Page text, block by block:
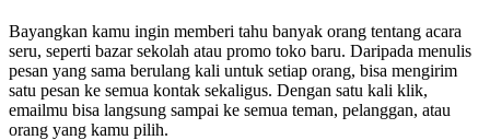
Bayangkan kamu ingin memberi tahu banyak orang tentang acara
seru, seperti bazar sekolah atau promo toko baru. Daripada menulis
pesan yang sama berulang kali untuk setiap orang, bisa mengirim
satu pesan ke semua kontak sekaligus. Dengan satu kali klik,
emailmu bisa langsung sampai ke semua teman, pelanggan, atau
orang yang kamu pilih.